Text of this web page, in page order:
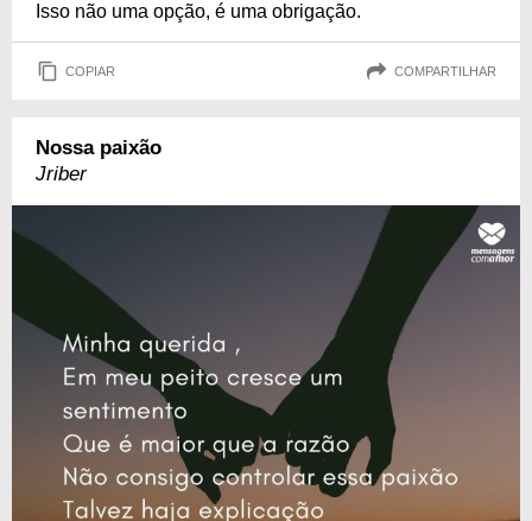
Isso não uma opção, é uma obrigação.
COPIAR COMPARTILHAR
Nossa paixão
Jriber